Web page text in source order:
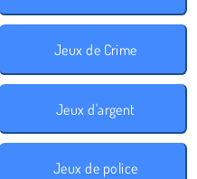
Jeux de Crime
Jeux d'argent
Jeux de police